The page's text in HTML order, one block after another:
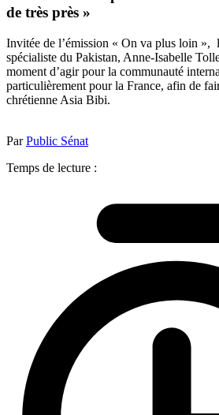
de très près »
Invitée de l’émission « On va plus loin »,
spécialiste du Pakistan, Anne-Isabelle
moment d’agir pour la communauté
particulièrement pour la France, afin de
chrétienne Asia Bibi.
ParPublic Sénat
Temps de lecture :